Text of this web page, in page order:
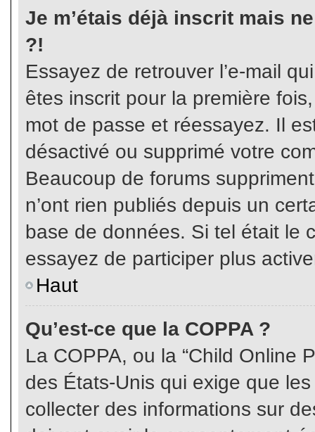
Je m’étais déjà inscrit mais
?!
Essayez de retrouver l’e-mail
êtes inscrit pour la première
mot de passe et réessayez. Il
désactivé ou supprimé votre
Beaucoup de forums
n’ont rien publiés depuis un
base de données. Si tel était le
essayez de participer plus
Haut
Qu’est-ce que la COPPA ?
La COPPA, ou la “Child Online
des États-Unis qui exige que
collecter des informations sur